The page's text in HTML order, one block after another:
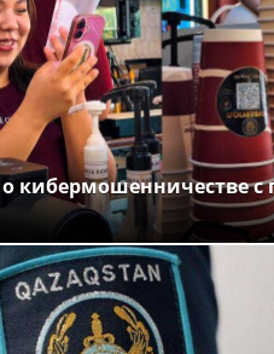
кибермошенничестве